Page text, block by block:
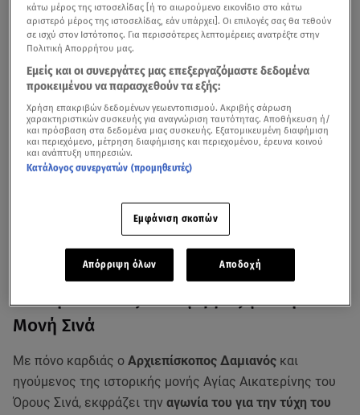
Σε εξελιξη είναι έναςδιπλωματικός μαραθώνιοςγια
τηνΙερά Μονή της Αγίας Αικατερίνης του Σινά, που θα
κορυφωθεί τη Δευτέρα με την άφιξη της
αντιπροσωπείας στο Κάιρο
μοναστήρι ανήκει στους μοναχούς»
Εκκλησιαστικός συναγερμός για τη
Μονή Σινά
Με πόνο καρδιάς ο Αρχιεπίσκοπος Δαμιανός και
ηγούμενος της ιστορικής μονής Αγίας Αικατερίνης του
Όρους Σινά, εκφράζει την αγωνία του για την τύχη του
κάτω μέρος της ιστοσελίδας [ή το αιωρούμενο εικονίδιο στο κάτω
αριστερό μέρος της ιστοσελίδας, εάν υπάρχει]. Οι επιλογές σας θα τεθούν
σε ισχύ στον Ιστότοπος. Για περισσότερες λεπτομέρειες ανατρέξτε στην
Πολιτική Απορρήτου μας.
Εμείς και οι συνεργάτες μας επεξεργαζόμαστε δεδομένα
προκειμένου να παρασχεθούν τα εξής:
Χρήση επακριβών δεδομένων γεωεντοπισμού. Ακριβής σάρωση
χαρακτηριστικών συσκευής για αναγνώριση ταυτότητας. Αποθήκευση ή/
και πρόσβαση στα δεδομένα μιας συσκευής. Εξατομικευμένη διαφήμιση
και περιεχόμενο, μέτρηση διαφήμισης και περιεχομένου, έρευνα κοινού
και ανάπτυξη υπηρεσιών.
Κατάλογος συνεργατών (προμηθευτές)
Εμφάνιση σκοπών
Απόρριψη όλων Αποδοχή